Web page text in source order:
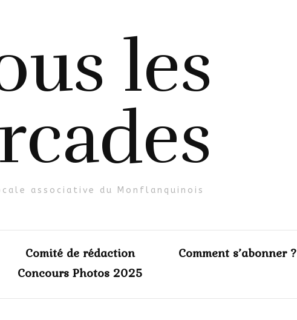
les
associative du Monflanquinois
Comité de rédaction Comment s’abonner ?
Concours Photos 2025